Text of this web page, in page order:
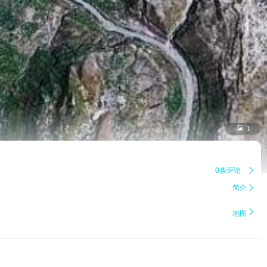
 1
0条评论 
简介 
地图 